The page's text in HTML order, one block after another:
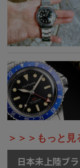
＞＞＞もっと見
日本未上陸ブ